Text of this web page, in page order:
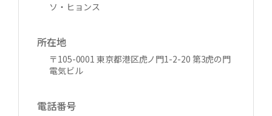
ソ・ヒョンス
所在地
〒105-0001 東京都港区虎ノ門1-2-20 第3虎の門
電気ビル
電話番号